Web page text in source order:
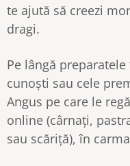
te ajută să creezi
dragi.
Pe lângă
cunoști sau cele
Angus pe care le
online (cârnați,
sau scăriță), în